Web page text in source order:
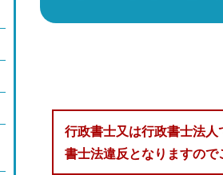
行政書士又は行政書士法
書士法違反となりますので